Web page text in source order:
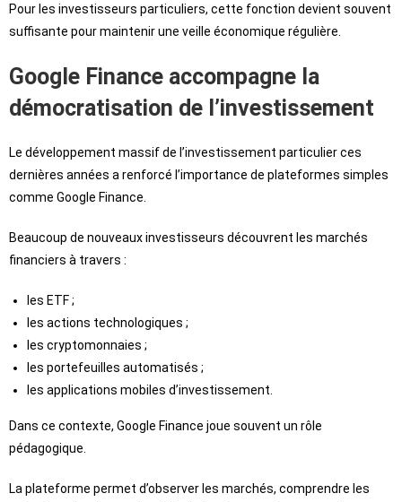
Pour les investisseurs particuliers, cette fonction devient souvent
suffisante pour maintenir une veille économique régulière.
Google Finance accompagne la
démocratisation de l’investissement
Le développement massif de l’investissement particulier ces
dernières années a renforcé l’importance de plateformes simples
comme Google Finance.
Beaucoup de nouveaux investisseurs découvrent les marchés
financiers à travers :
les ETF ;
les actions technologiques ;
les cryptomonnaies ;
les portefeuilles automatisés ;
les applications mobiles d’investissement.
Dans ce contexte, Google Finance joue souvent un rôle
pédagogique.
La plateforme permet d’observer les marchés, comprendre les